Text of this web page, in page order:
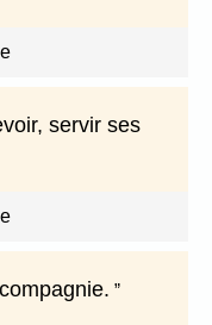
servir ses